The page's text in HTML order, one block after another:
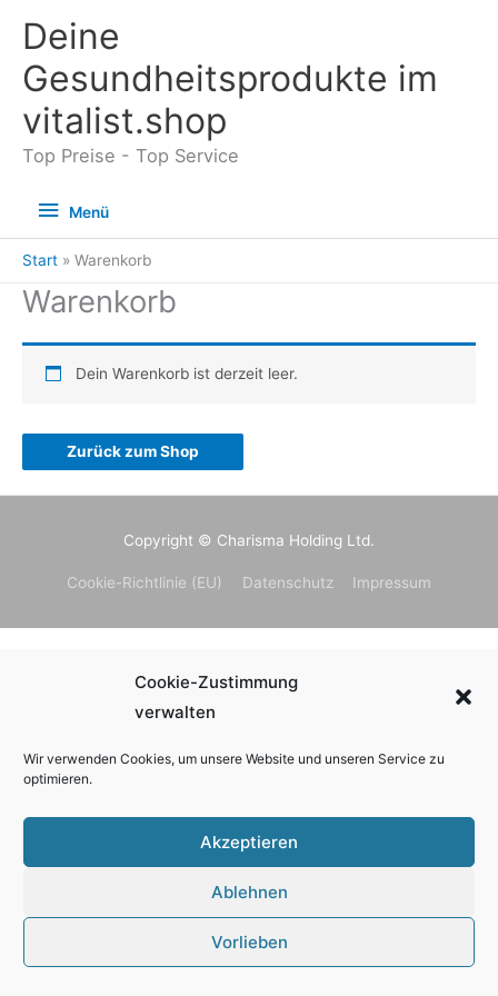
Cookie-Zustimmung
verwalten
Wir verwenden Cookies, um unsere Website und unseren Service zu
optimieren.
Akzeptieren
Ablehnen
Vorlieben
springen
Deine
Gesundheitsprodukte im
vitalist.shop
Top Preise - Top Service
Menü
Menü
Start Warenkorb
Warenkorb
Dein Warenkorb ist derzeit leer.
Zurück zum Shop
Copyright © Charisma Holding Ltd.
Cookie-Richtlinie (EU) Datenschutz Impressum